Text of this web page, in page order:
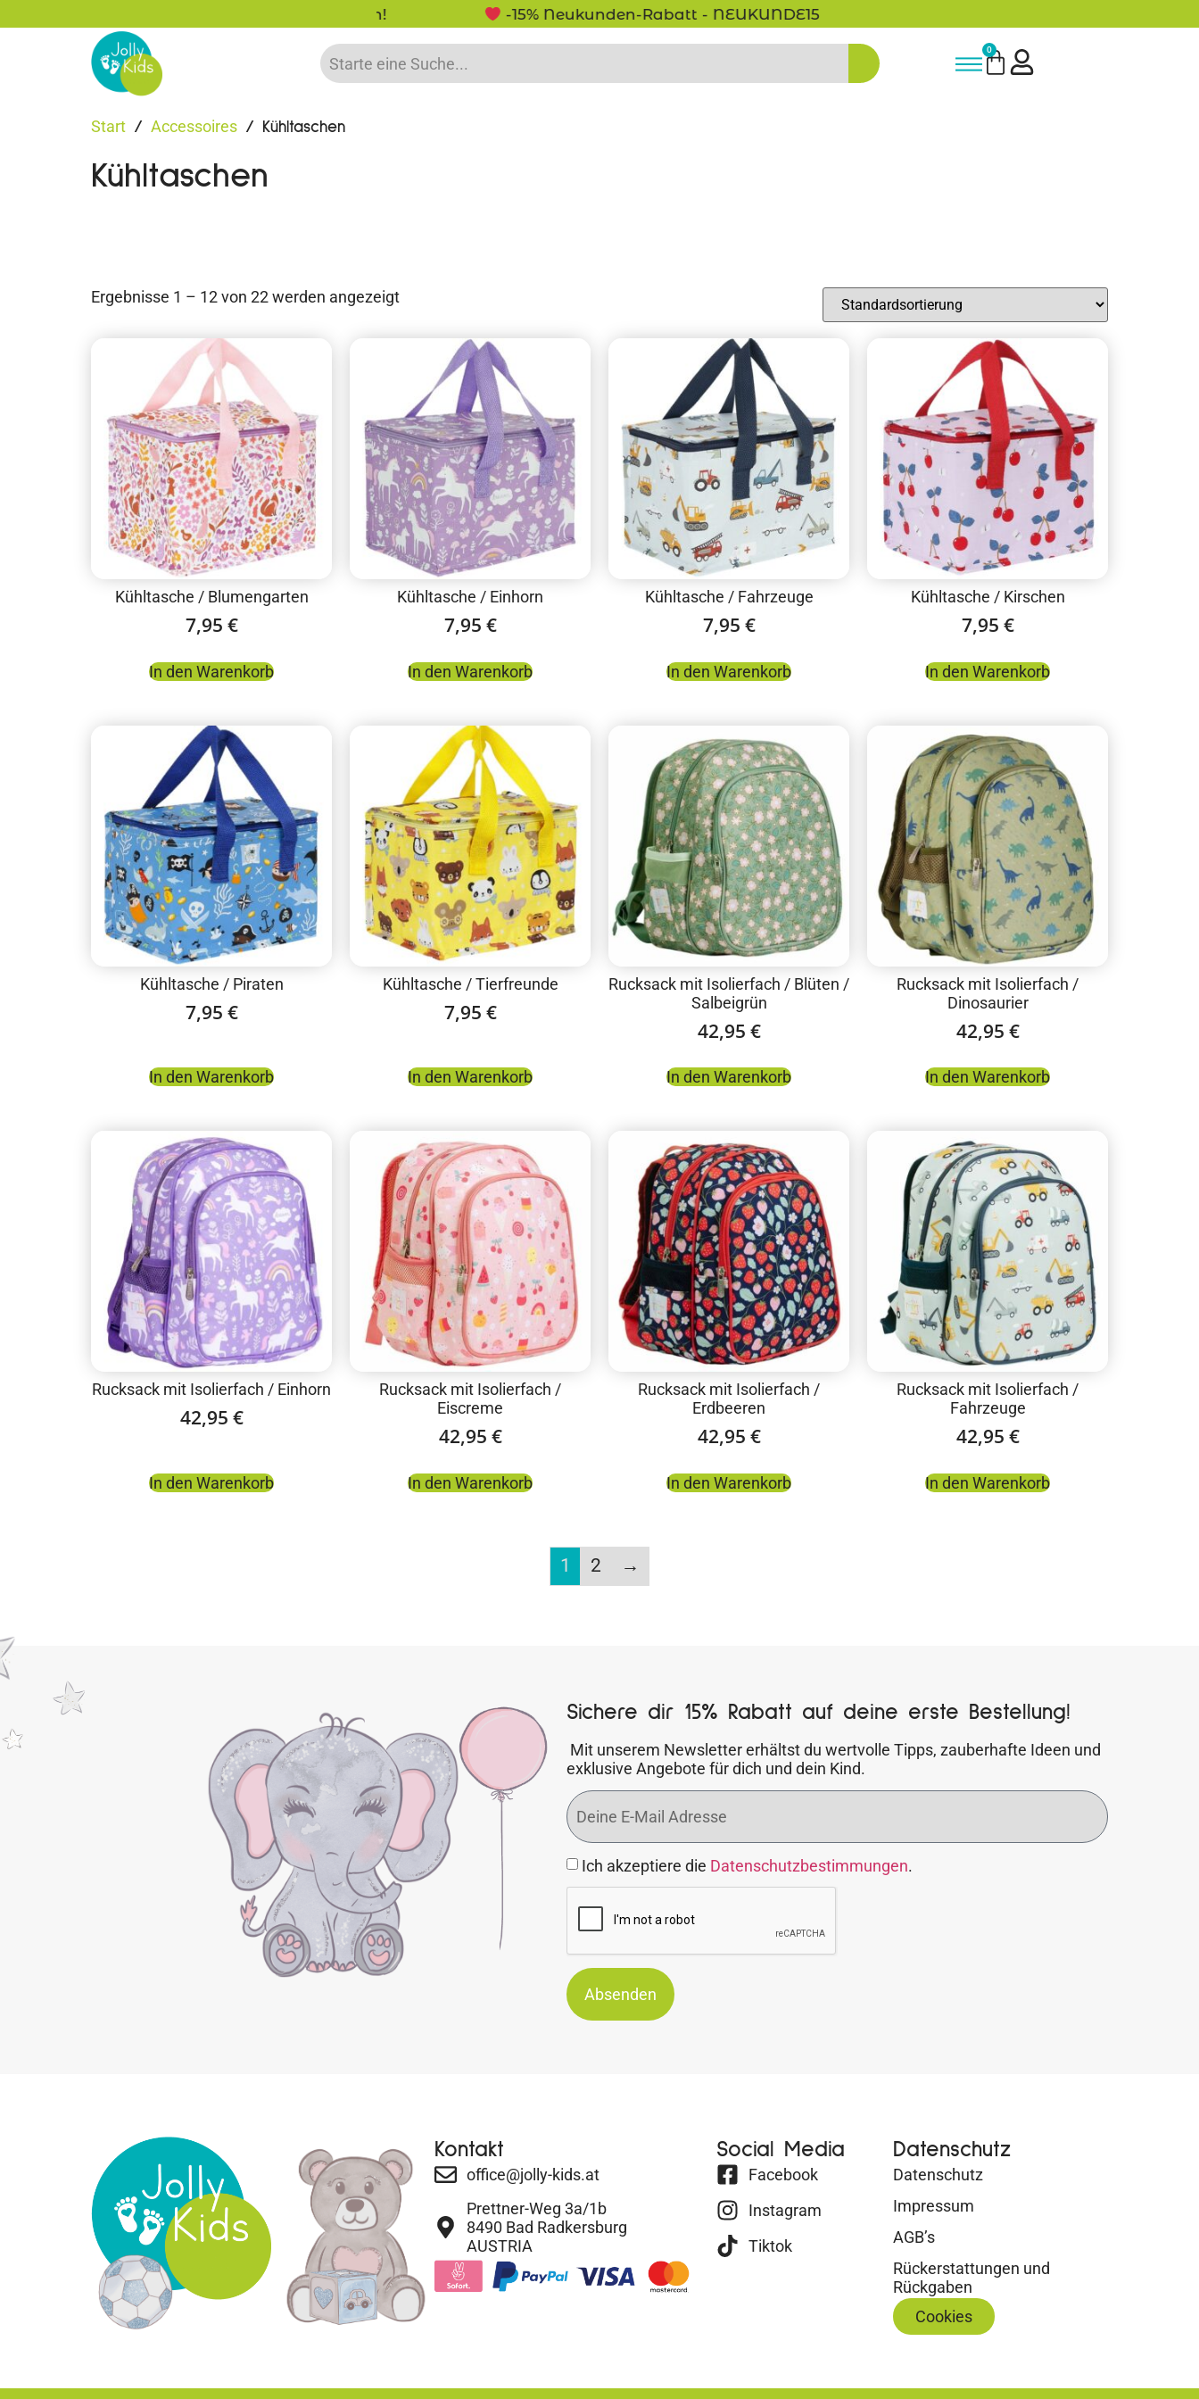
-15% Neukunden-Rabatt - NEUKUNDE15
0
Start / Accessoires / Kühltaschen
Kühltaschen
Ergebnisse 1 – 12 von 22 werden angezeigt
Kühltasche / Blumengarten
7,95 €
In den Warenkorb
Kühltasche / Einhorn
7,95 €
In den Warenkorb
Kühltasche / Fahrzeuge
7,95 €
In den Warenkorb
Kühltasche / Kirschen
7,95 €
In den Warenkorb
Kühltasche / Piraten
7,95 €
In den Warenkorb
Kühltasche / Tierfreunde
7,95 €
In den Warenkorb
Rucksack mit Isolierfach / Blüten /
Salbeigrün
42,95 €
In den Warenkorb
Rucksack mit Isolierfach /
Dinosaurier
42,95 €
In den Warenkorb
Rucksack mit Isolierfach / Einhorn
42,95 €
In den Warenkorb
Rucksack mit Isolierfach /
Eiscreme
42,95 €
In den Warenkorb
Rucksack mit Isolierfach /
Erdbeeren
42,95 €
In den Warenkorb
Rucksack mit Isolierfach /
Fahrzeuge
42,95 €
In den Warenkorb
1 2 →
Sichere dir 15% Rabatt auf deine erste Bestellung!
Mit unserem Newsletter erhältst du wertvolle Tipps, zauberhafte Ideen und
exklusive Angebote für dich und dein Kind.
Ich akzeptiere die Datenschutzbestimmungen.
Absenden
Kontakt
office@jolly-kids.at
Prettner-Weg 3a/1b
8490 Bad Radkersburg
AUSTRIA
Social Media
Facebook
Instagram
Tiktok
Datenschutz
Datenschutz
Impressum
AGB’s
Rückerstattungen und
Rückgaben
Cookies